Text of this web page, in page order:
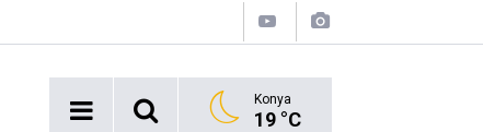
Konya
19 °C